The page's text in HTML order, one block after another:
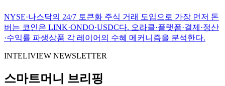
NYSE·나스닥의 24/7 토큰화 주식 거래 도입으로 가장 먼저 돈
버는 코인은 LINK·ONDO·USDC다. 오라클·플랫폼·결제·정산
·수익률 파생상품 각 레이어의 수혜 메커니즘을 분석한다.
INTELIVIEW NEWSLETTER
스마트머니 브리핑